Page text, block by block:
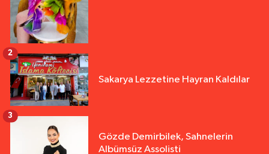
Sakarya Lezzetine Hayran Kaldılar
2
Gözde Demirbilek, Sahnelerin
Albümsüz Assolisti
3